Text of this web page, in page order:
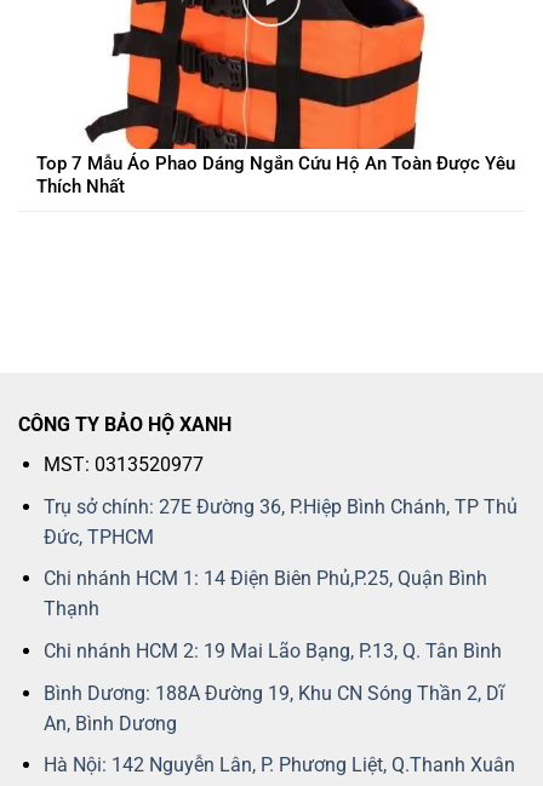
Top 7 Mẫu Áo Phao Dáng Ngắn Cứu Hộ An Toàn Được Yêu
Thích Nhất
CÔNG TY BẢO HỘ XANH
MST: 0313520977
Trụ sở chính: 27E Đường 36, P.Hiệp Bình Chánh, TP Thủ
Đức, TPHCM
Chi nhánh HCM 1: 14 Điện Biên Phủ,P.25, Quận Bình
Thạnh
Chi nhánh HCM 2: 19 Mai Lão Bạng, P.13, Q. Tân Bình
Bình Dương: 188A Đường 19, Khu CN Sóng Thần 2, Dĩ
An, Bình Dương
Hà Nội: 142 Nguyễn Lân, P. Phương Liệt, Q.Thanh Xuân